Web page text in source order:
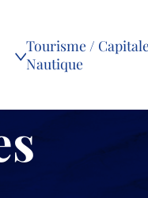
Tourisme / Capitale
Nautique